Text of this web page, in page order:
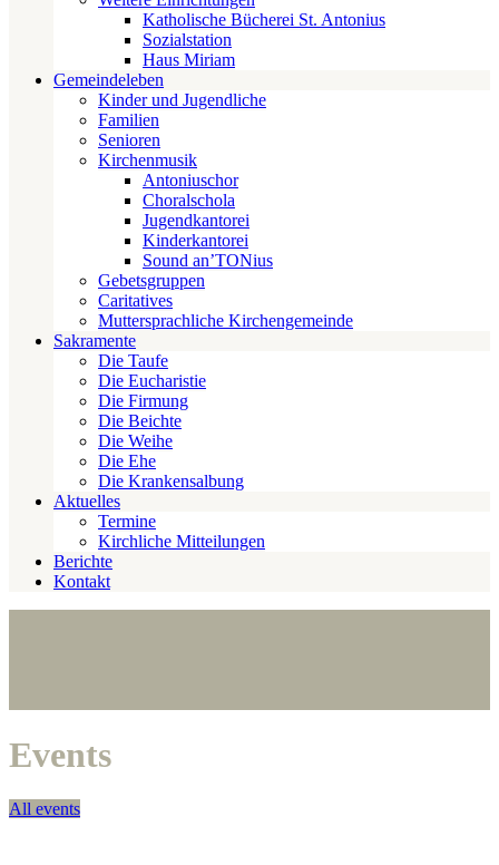
Katholische Bücherei St. Antonius
Sozialstation
Haus Miriam
Gemeindeleben
Kinder und Jugendliche
Familien
Senioren
Kirchenmusik
Antoniuschor
Choralschola
Jugendkantorei
Kinderkantorei
Sound an’TONius
Gebetsgruppen
Caritatives
Muttersprachliche Kirchengemeinde
Sakramente
Die Taufe
Die Eucharistie
Die Firmung
Die Beichte
Die Weihe
Die Ehe
Die Krankensalbung
Aktuelles
Termine
Kirchliche Mitteilungen
Berichte
Kontakt
Events
All events